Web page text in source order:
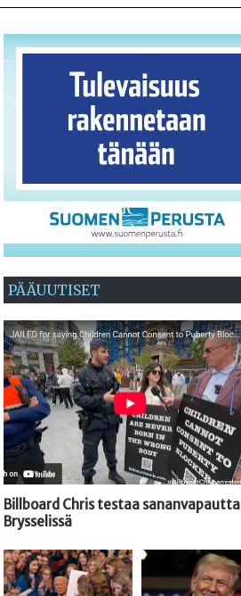
PÄÄUUTISET
Billboard Chris testaa sananvapautta
Brysselissä